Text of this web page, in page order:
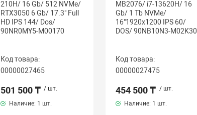
210H/ 16 Gb/ 512 NVMe/
RTX3050 6 Gb/ 17.3" Full
HD IPS 144/ Dos/
90NR0MY5-M00170
Код товара:
00000027465
501 500 ₸ / шт.
Наличие: 1 шт.
MB2076/ i7-13620H/ 16
Gb/ 1 Tb NVMe/
16"1920x1200 IPS 60/
DOS/ 90NB10N3-M02K30
Код товара:
00000027475
454 500 ₸ / шт.
Наличие: 1 шт.